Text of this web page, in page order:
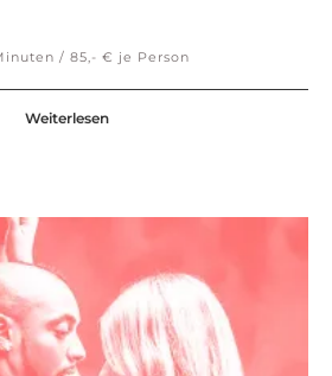
/ 85,- € je Person
Weiterlesen